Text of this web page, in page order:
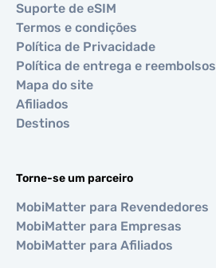
Suporte de eSIM
Termos e condições
Política de Privacidade
Política de entrega e reembolsos
Mapa do site
Afiliados
Destinos
Torne-se um parceiro
MobiMatter para Revendedores
MobiMatter para Empresas
MobiMatter para Afiliados